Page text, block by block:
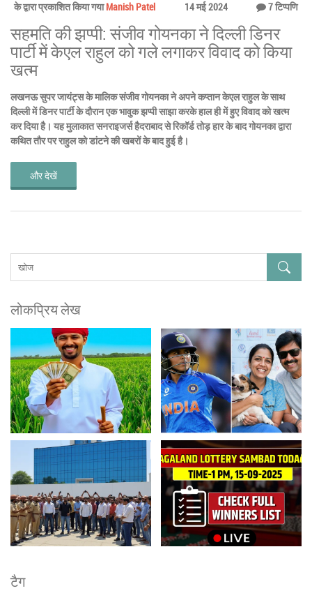
के द्वारा प्रकाशित किया गयाManish Patel 14 मई 2024 7 टिप्पणि
सहमति की झप्पी: संजीव गोयनका ने दिल्ली डिनर
पार्टी में केएल राहुल को गले लगाकर विवाद को किया
खत्म
लखनऊ सुपर जायंट्स के मालिक संजीव गोयनका ने अपने कप्तान केएल राहुल के साथ
दिल्ली में डिनर पार्टी के दौरान एक भावुक झप्पी साझा करके हाल ही में हुए विवाद को खत्म
कर दिया है। यह मुलाकात सनराइजर्स हैदराबाद से रिकॉर्ड तोड़ हार के बाद गोयनका द्वारा
कथित तौर पर राहुल को डांटने की खबरों के बाद हुई है।
और देखें
लोकप्रिय लेख
टैग